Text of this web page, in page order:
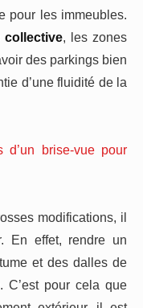
pour les immeubles.
collective, les zones
des parkings bien
d’une fluidité de la
d’un brise-vue pour
modifications, il
En effet, rendre un
et des dalles de
C’est pour cela que